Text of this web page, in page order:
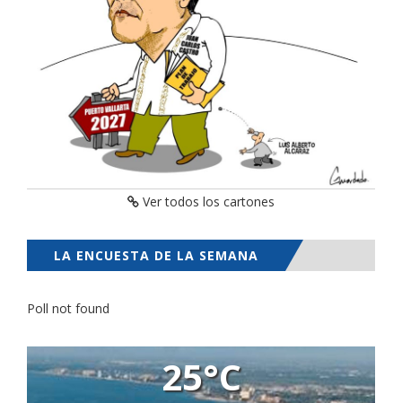
Ver todos los cartones
LA ENCUESTA DE LA SEMANA
Poll not found
25°C